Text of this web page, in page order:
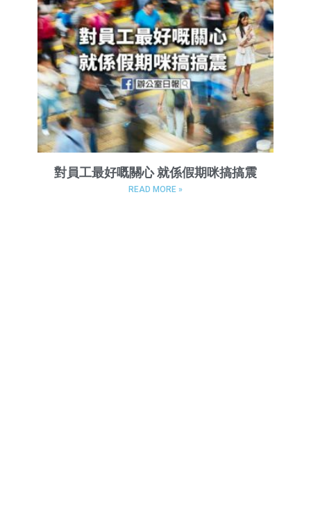
對員工最好嘅關心 就係假期咪搞搞震
READ MORE »